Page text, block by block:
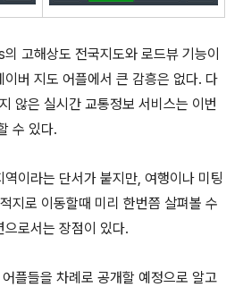
고해상도 전국지도와 로드뷰 기능이
버 지도 어플에서 큰 감흥은 없다. 다
않은 실시간 교통정보 서비스는 이번
수 있다.
이라는 단서가 붙지만, 여행이나 미팅
지로 이동할때 미리 한번쯤 살펴볼 수
로서는 장점이 있다.
플들을 차례로 공개할 예정으로 알고